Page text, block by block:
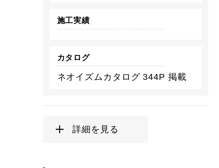
施工実績
カタログ
ネオイズムカタログ 344P 掲載
詳細を見る